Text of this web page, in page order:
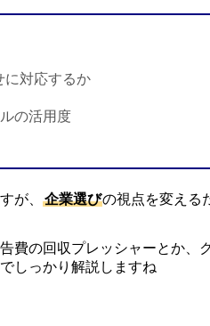
に対応するか
の活用度
が、 企業選びの視点を変える
の回収プレッシャーとか
しっかり解説しますね